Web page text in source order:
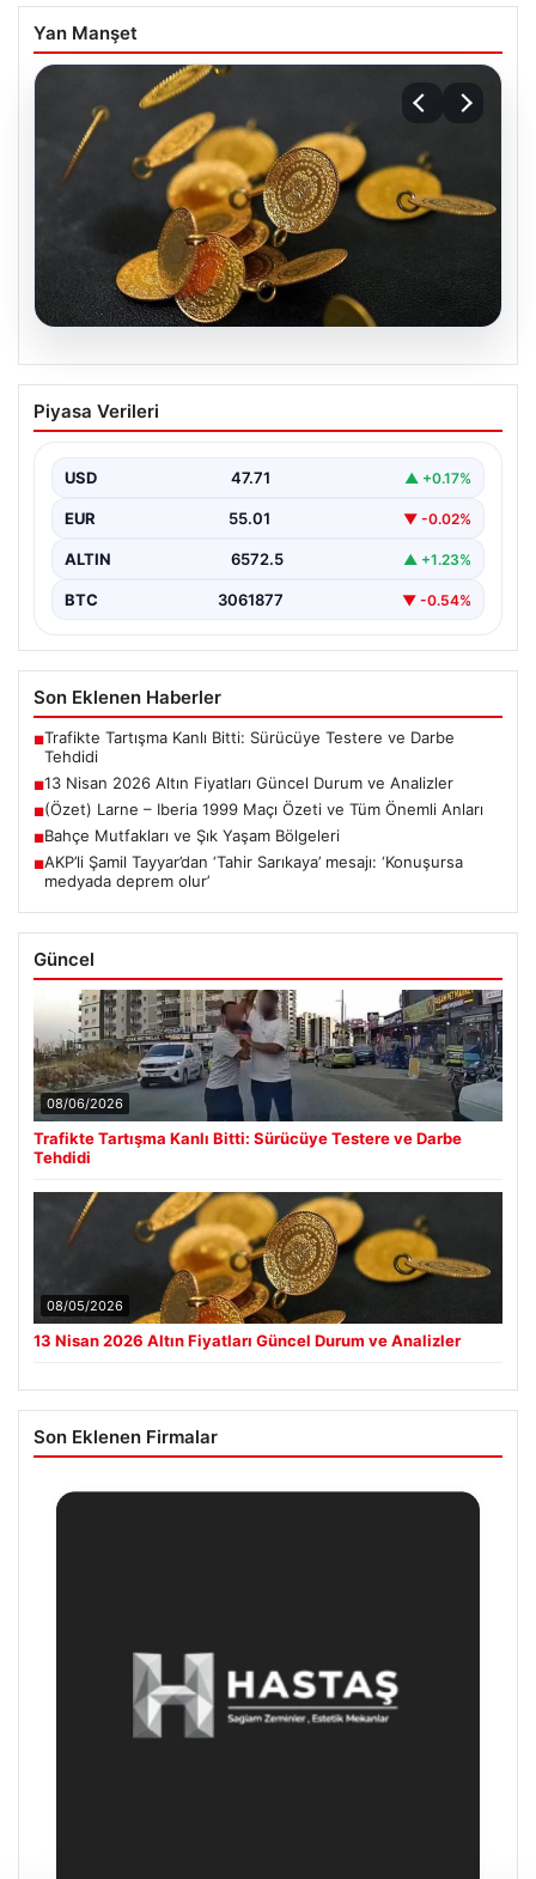
Yan Manşet
05.08.2026
13 Nisan 2026 Altın Fiyatları Güncel
Durum ve Analizler
uluslararası gelişmeler ve jeopolitical riskler nedeniyle
oldukça dalgalı…
Piyasa Verileri
USD 47.71 ▲ +0.17%
EUR 55.01 ▼ -0.02%
ALTIN 6572.5 ▲ +1.23%
BTC 3061877 ▼ -0.54%
Son Eklenen Haberler
■Trafikte Tartışma Kanlı Bitti: Sürücüye Testere ve Darbe
Tehdidi
■13 Nisan 2026 Altın Fiyatları Güncel Durum ve Analizler
■(Özet) Larne – Iberia 1999 Maçı Özeti ve Tüm Önemli Anları
■Bahçe Mutfakları ve Şık Yaşam Bölgeleri
■AKP’li Şamil Tayyar’dan ‘Tahir Sarıkaya’ mesajı: ‘Konuşursa
medyada deprem olur’
Güncel
08/06/2026
Trafikte Tartışma Kanlı Bitti: Sürücüye Testere ve Darbe
Tehdidi
08/05/2026
13 Nisan 2026 Altın Fiyatları Güncel Durum ve Analizler
Son Eklenen Firmalar